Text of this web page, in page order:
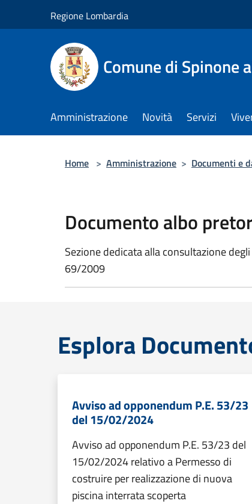
Regione Lombardia
Comune di Spinone
Amministrazione Novità Servizi
Home > Amministrazione > Documenti e
Documento albo
Sezione dedicata alla consultazione
69/2009
Esplora
Avviso ad opponendum P.E. 53/23
del 15/02/2024
Avviso ad opponendum P.E. 53/23 del
15/02/2024 relativo a Permesso di
costruire per realizzazione di nuova
piscina interrata scoperta